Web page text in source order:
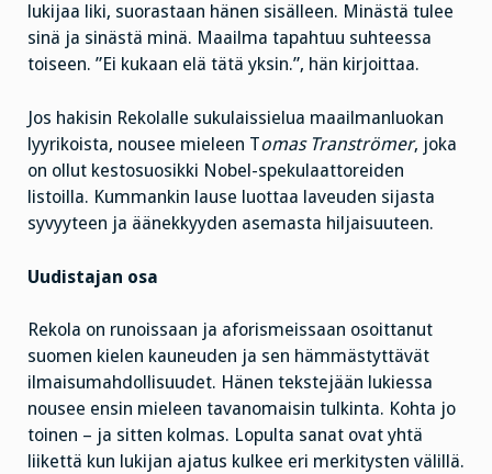
lukijaa liki, suorastaan hänen sisälleen. Minästä tulee
sinä ja sinästä minä. Maailma tapahtuu suhteessa
toiseen. ”Ei kukaan elä tätä yksin.”, hän kirjoittaa.
Jos hakisin Rekolalle sukulaissielua maailmanluokan
lyyrikoista, nousee mieleen Tomas Tranströmer, joka
on ollut kestosuosikki Nobel-spekulaattoreiden
listoilla. Kummankin lause luottaa laveuden sijasta
syvyyteen ja äänekkyyden asemasta hiljaisuuteen.
Uudistajan osa
Rekola on runoissaan ja aforismeissaan osoittanut
suomen kielen kauneuden ja sen hämmästyttävät
ilmaisumahdollisuudet. Hänen tekstejään lukiessa
nousee ensin mieleen tavanomaisin tulkinta. Kohta jo
toinen – ja sitten kolmas. Lopulta sanat ovat yhtä
liikettä kun lukijan ajatus kulkee eri merkitysten välillä.